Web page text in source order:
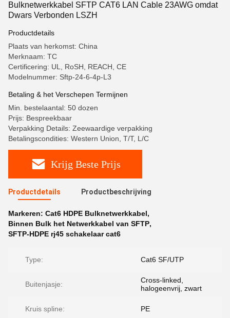
Bulknetwerkkabel SFTP CAT6 LAN Cable 23AWG omdat
Dwars Verbonden LSZH
Productdetails
Plaats van herkomst: China
Merknaam: TC
Certificering: UL, RoSH, REACH, CE
Modelnummer: Sftp-24-6-4p-L3
Betaling & het Verschepen Termijnen
Min. bestelaantal: 50 dozen
Prijs: Bespreekbaar
Verpakking Details: Zeewaardige verpakking
Betalingscondities: Western Union, T/T, L/C
Krijg Beste Prijs
Productdetails Productbeschrijving
Markeren: Cat6 HDPE Bulknetwerkkabel,
Binnen Bulk het Netwerkkabel van SFTP,
SFTP-HDPE rj45 schakelaar cat6
Type: Cat6 SF/UTP
Buitenjasje:
Cross-linked,
halogeenvrij, zwart
Kruis spline: PE